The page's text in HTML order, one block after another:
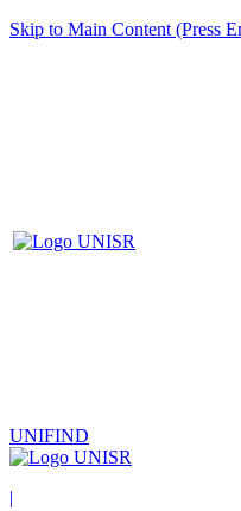
Skip to Main Content (Press
UNIFIND
|